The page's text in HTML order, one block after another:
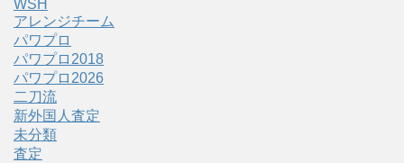
WSH
アレンジチーム
パワプロ
パワプロ2018
パワプロ2026
二刀流
新外国人査定
未分類
査定